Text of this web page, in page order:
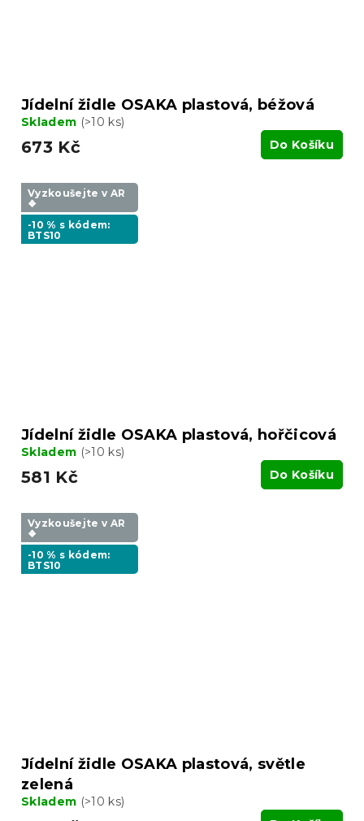
Jídelní židle OSAKA plastová, béžová
Skladem (>10 ks)
673 Kč Do Košíku
Vyzkoušejte v AR
❖
-10 % s kódem:
BTS10
Jídelní židle OSAKA plastová, hořčicová
Skladem (>10 ks)
581 Kč Do Košíku
Vyzkoušejte v AR
❖
-10 % s kódem:
BTS10
Jídelní židle OSAKA plastová, světle
zelená
Skladem (>10 ks)